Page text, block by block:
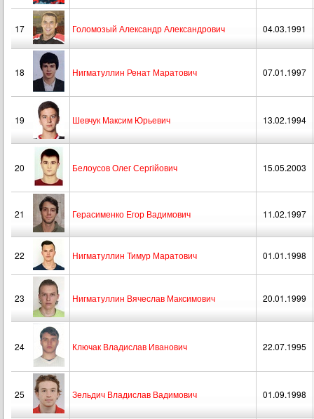
17 Голомозый Александр Александрович 04.03.1991
18 Нигматуллин Ренат Маратович 07.01.1997
19 Шевчук Максим Юрьевич 13.02.1994
20 Белоусов Олег Сергійович 15.05.2003
21 Герасименко Егор Вадимович 11.02.1997
22 Нигматуллин Тимур Маратович 01.01.1998
23 Нигматуллин Вячеслав Максимович 20.01.1999
24 Ключак Владислав Иванович 22.07.1995
25 Зельдич Владислав Вадимович 01.09.1998